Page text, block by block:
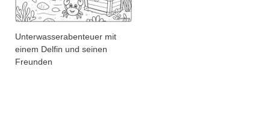
Unterwasserabenteuer mit
einem Delfin und seinen
Freunden